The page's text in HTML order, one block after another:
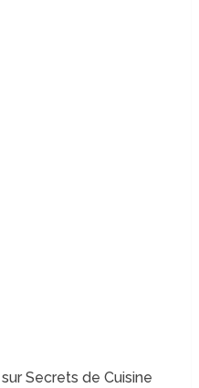
Secrets de Cuisine